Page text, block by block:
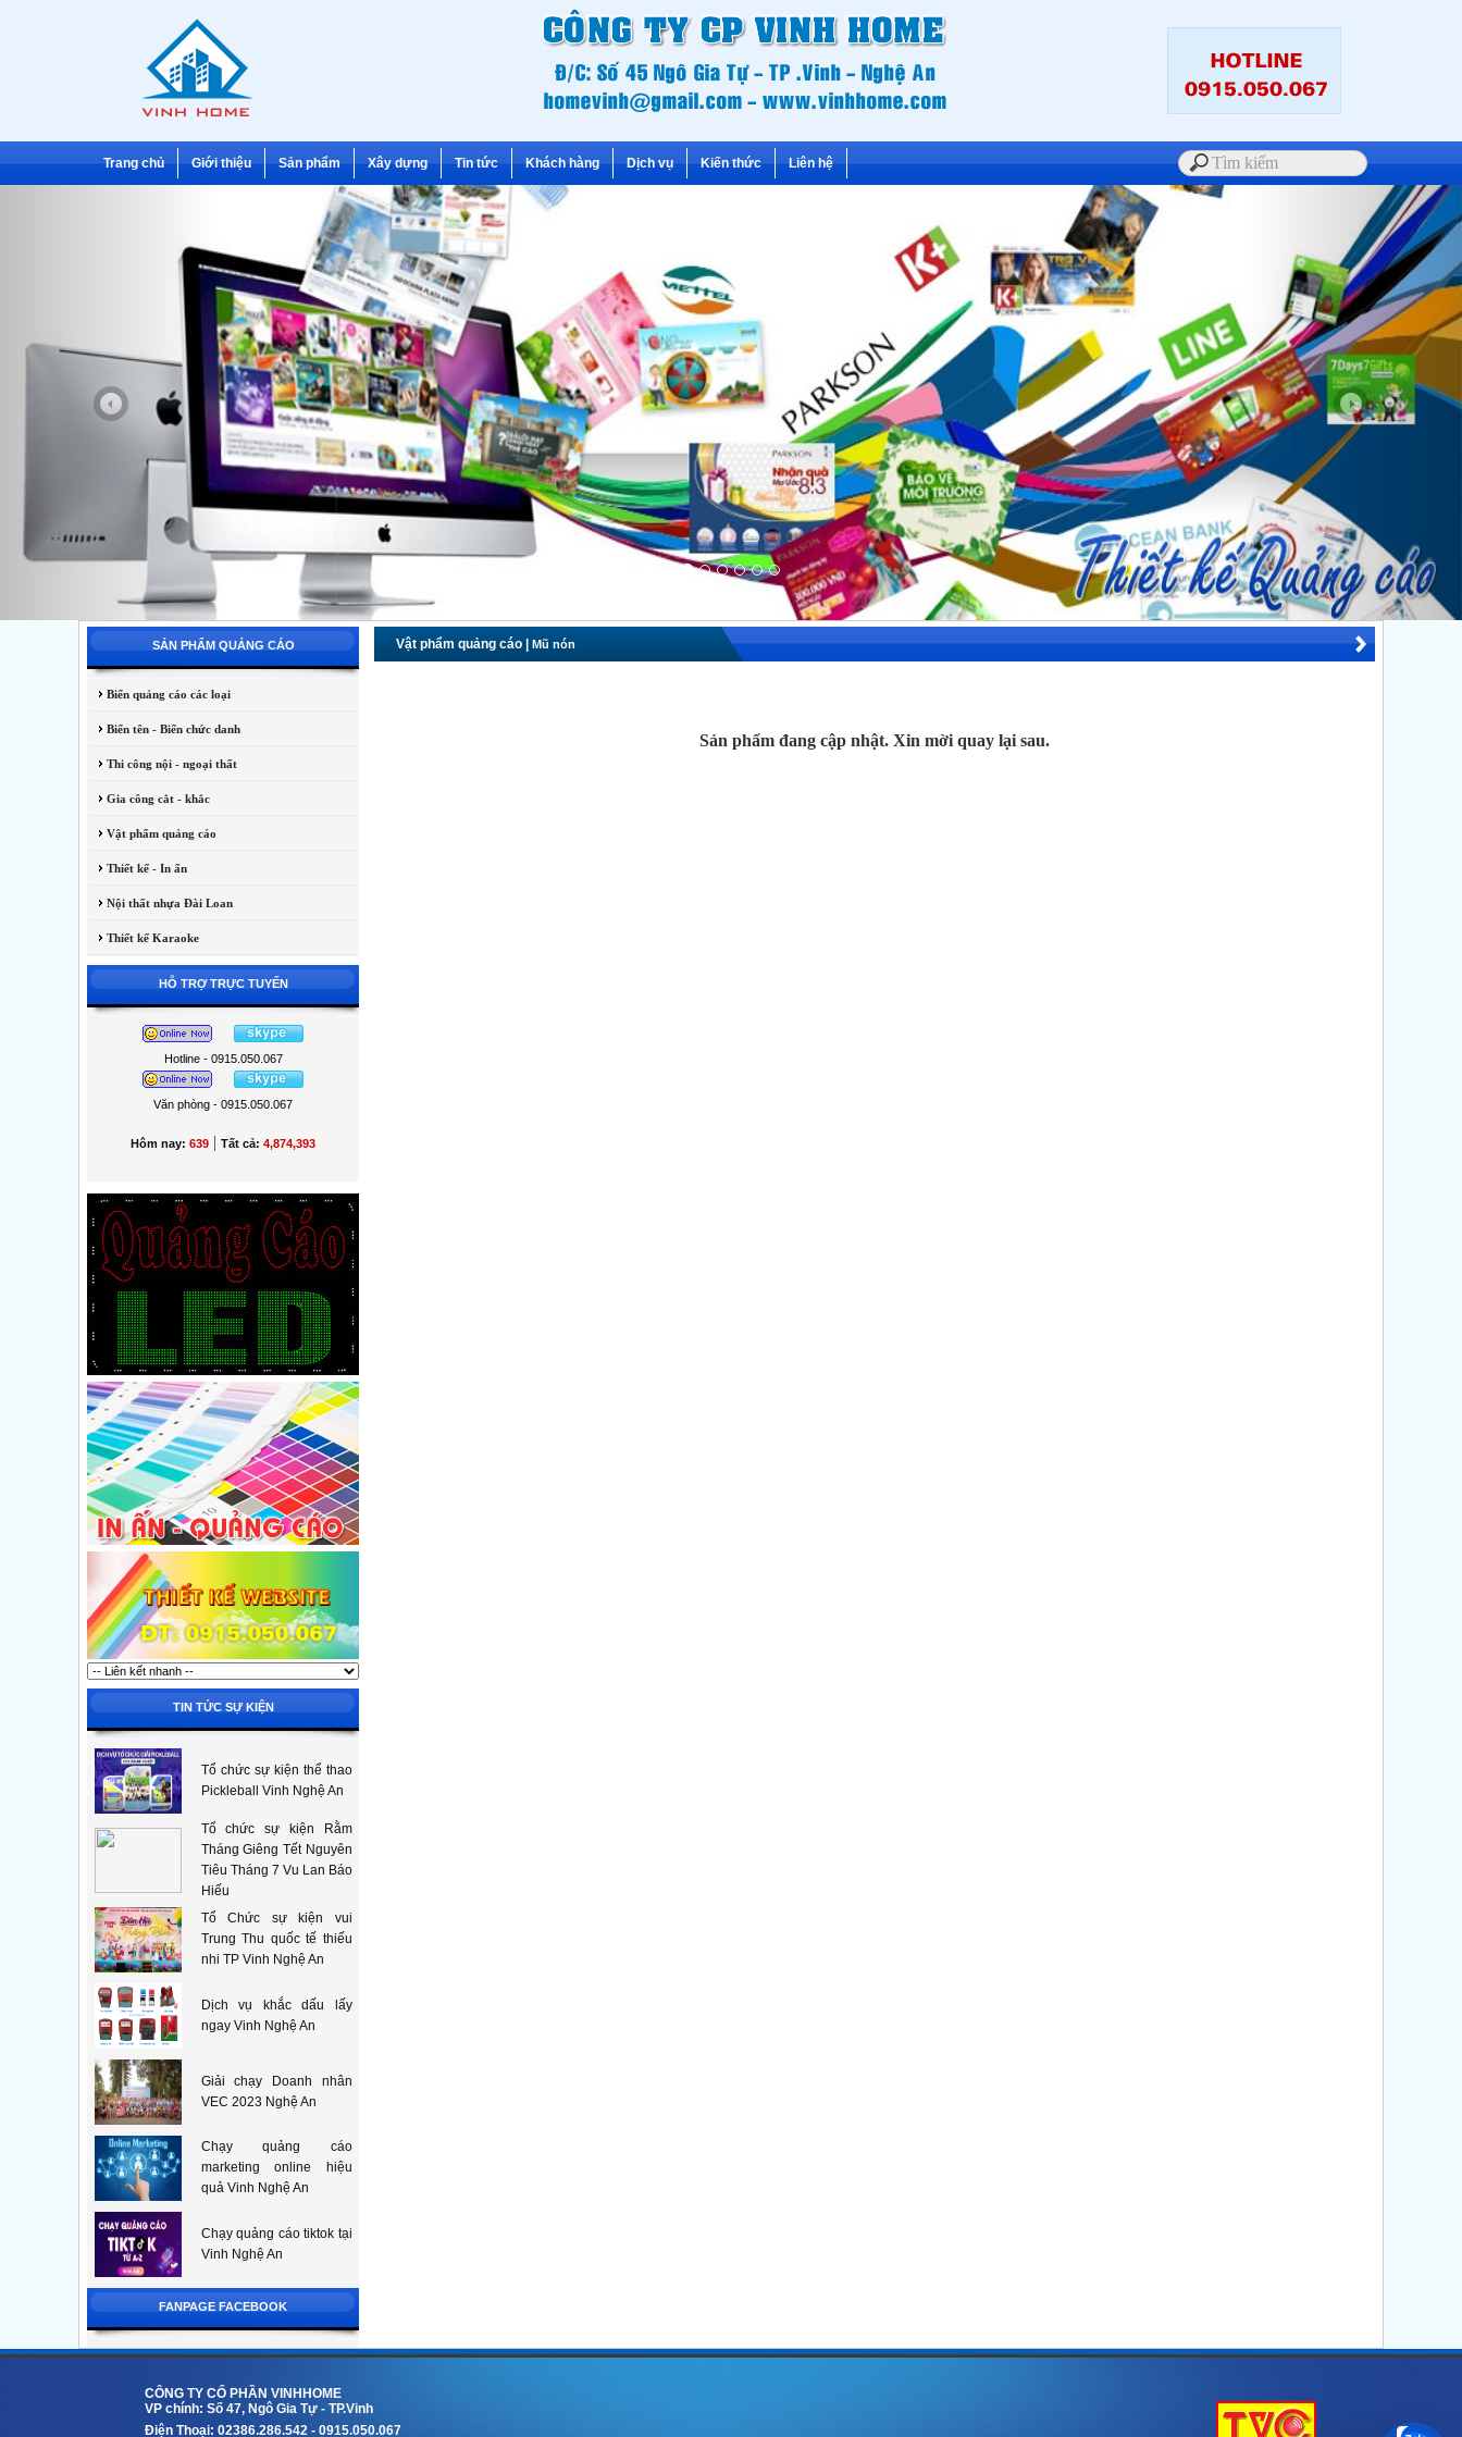
Trang chủ Giới thiệu Sản phẩm Xây dựng Tin tức Khách hàng Dịch vụ Kiến thức Liên hệ
SẢN PHẨM QUẢNG CÁO
Biển quảng cáo các loại
Biển tên - Biển chức danh
Thi công nội - ngoại thất
Gia công cắt - khắc
Vật phẩm quảng cáo
Thiết kế - In ấn
Nội thất nhựa Đài Loan
Thiết kế Karaoke
HỖ TRỢ TRỰC TUYẾN
Hotline - 0915.050.067
Văn phòng - 0915.050.067
Hôm nay: 639 | Tất cả: 4,874,393
TIN TỨC SỰ KIỆN
Tổ chức sự kiện thể thao
Pickleball Vinh Nghệ An
Tổ chức sự kiện Rằm
Tháng Giêng Tết Nguyên
Tiêu Tháng 7 Vu Lan Báo
Hiếu
Tổ Chức sự kiện vui
Trung Thu quốc tế thiếu
nhi TP Vinh Nghệ An
Dịch vụ khắc dấu lấy
ngay Vinh Nghệ An
Giải chạy Doanh nhân
VEC 2023 Nghệ An
Chạy quảng cáo
marketing online hiệu
quả Vinh Nghệ An
Chạy quảng cáo tiktok tại
Vinh Nghệ An
FANPAGE FACEBOOK
Vật phẩm quảng cáo Mũ nón
Sản phẩm đang cập nhật. Xin mời quay lại sau.
CÔNG TY CỔ PHẦN VINHHOME
VP chính: Số 47, Ngô Gia Tự - TP.Vinh
Điện Thoại: 02386.286.542 - 0915.050.067